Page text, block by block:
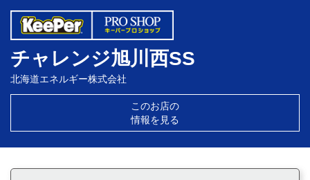
チャレンジ旭川西SS
北海道エネルギー株式会社
このお店の
情報を見る